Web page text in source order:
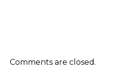
Comments are closed.